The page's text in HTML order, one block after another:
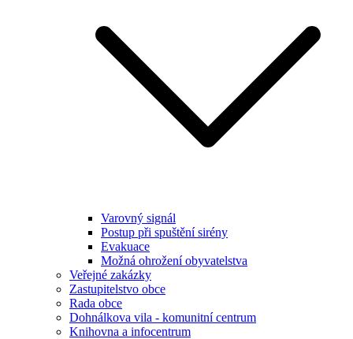
Varovný signál
Postup při spuštění sirény
Evakuace
Možná ohrožení obyvatelstva
Veřejné zakázky
Zastupitelstvo obce
Rada obce
Dohnálkova vila - komunitní centrum
Knihovna a infocentrum